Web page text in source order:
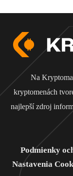
Na
kryptomenách
najlepší zdroj
Podmienky
Nastavenia